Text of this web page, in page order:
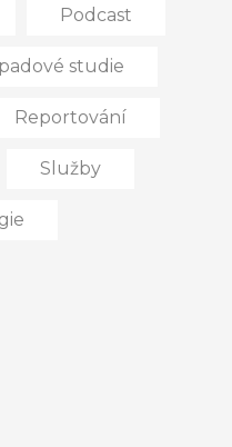
Podcast
studie
Reportování
Služby